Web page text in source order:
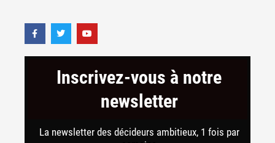
F
a
c
T
w
i
e
r
Y
o
u
e